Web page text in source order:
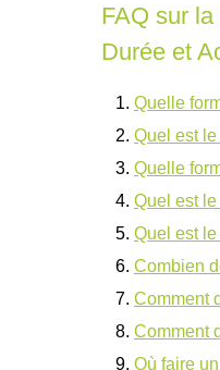
FAQ sur
Durée et
Quelle
Quel est le
Quelle
Quel est le
Quel est
Combien
Comment
Comment
Où faire